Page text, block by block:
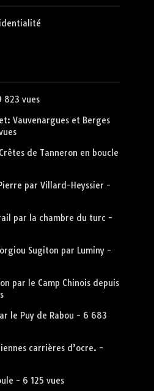
823 vues
Vauvenargues et Berges
de Tanneron en boucle
par Villard-Heyssier -
par la chambre du turc -
Sugiton par Luminy-
par le Camp Chinois depuis
le Puy de Rabou - 6 683
carrières d’ocre. -
- 6 125 vues